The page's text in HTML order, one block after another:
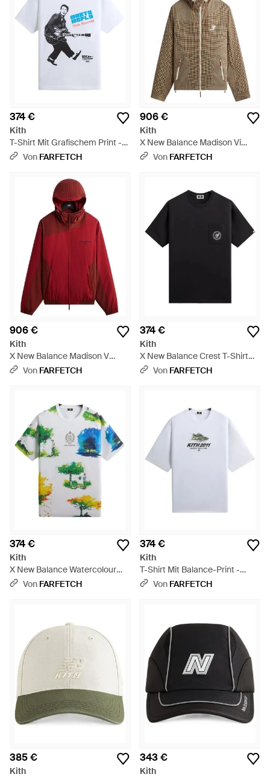
374 €
Kith
T-Shirt Mit Grafischem Print -
WeißVon FARFETCH
906 €
Kith
X New Balance Madison Vi
Jacke - Natur
Von FARFETCH
906 €
Kith
X New Balance Madison V
Jacke - Rot
Von FARFETCH
374 €
Kith
X New Balance Crest T-Shirt
Mit Tasche - Schwarz
Von FARFETCH
374 €
Kith
X New Balance Watercolour
Quinn T-Shirt - Blau
Von FARFETCH
374 €
Kith
T-Shirt Mit Balance-Print -
WeißVon FARFETCH
385 €
Kith
343 €
Kith